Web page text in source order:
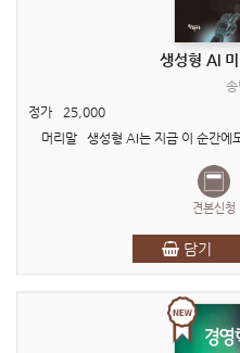
생성형 AI
송
정가
25,000
견본신청
담기